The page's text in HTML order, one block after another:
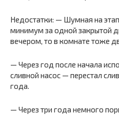
Недостатки: — Шумная на
минимум за одной закрытой
вечером, то в комнате тоже
— Через год после начала
сливной насос — перестал
года.
— Через три года немного